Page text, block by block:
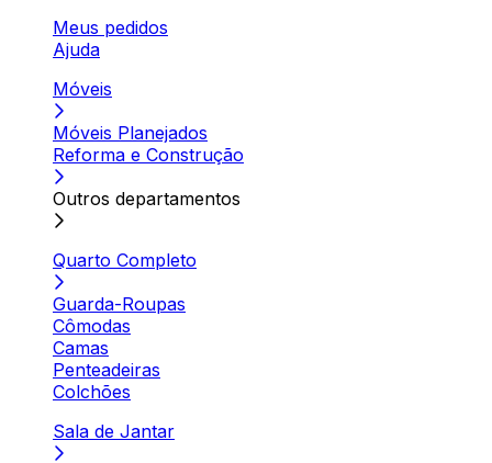
Meus pedidos
Ajuda
Móveis
Móveis Planejados
Reforma e Construção
Outros departamentos
Quarto Completo
Guarda-Roupas
Cômodas
Camas
Penteadeiras
Colchões
Sala de Jantar